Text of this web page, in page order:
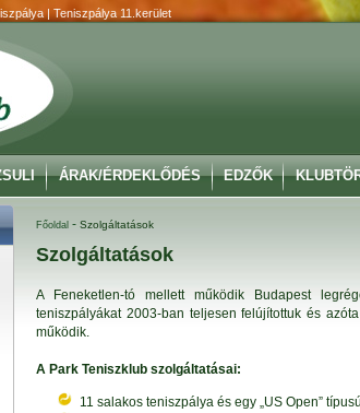
| Teniszpálya 11.kerület
ÁRAK/ÉRDEKLŐDÉS EDZŐK
Főoldal - Szolgáltatások
Szolgáltatások
A Feneketlen-tó mellett működik Budapest
teniszpályákat 2003-ban teljesen felújítottuk és
működik.
A Park Teniszklub szolgáltatásai:
11 salakos teniszpálya és egy „US Open”